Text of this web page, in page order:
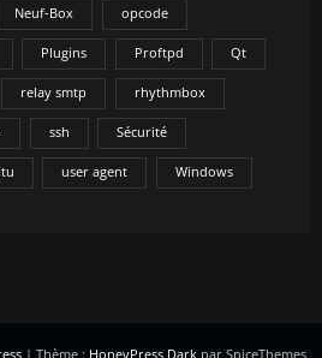
Neuf-Box opcode
Plugins Proftpd Qt
relay smtp rhythmbox
ssh Sécurité
user agent Windows
| Thème : HoneyPress Darkpar SpiceThemes